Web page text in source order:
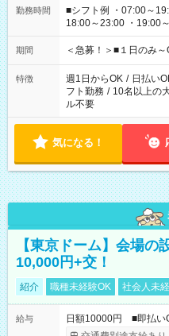
勤務時間
■シフト例 ・07:00～
18:00～23:00 ・19:00
etc ★最短で3時間で5,120円のお仕事から 15時間で2万円近く稼
げるお仕事も！ ご希望のお時間に合わせてご紹介！ ※シフトは
ください！
期間 ＜急募！＞■１日のみ
特徴 週1日からOK / 日払い
フト勤務 / 10名以上の
ル不要
気になる！
【東京ドーム】会場の
10,000円+交！
紹介 職種未経験OK 社会人未
給与
日額10000円 ■即払い